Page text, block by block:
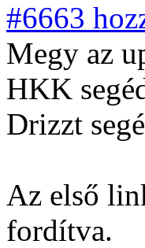
#6663
Megy az
HKK
Drizzt
Az első
fordítva.